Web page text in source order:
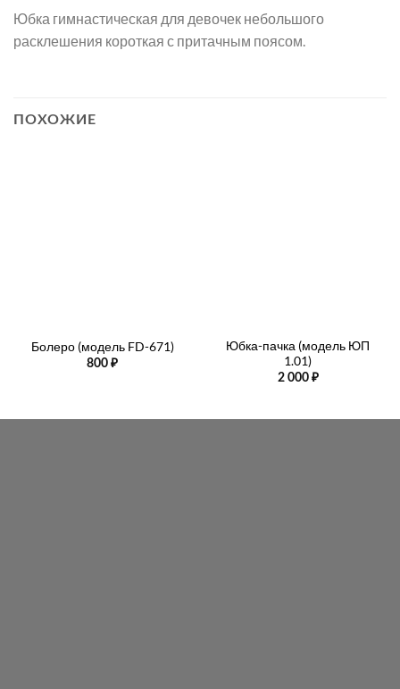
Юбка гимнастическая для девочек небольшого
расклешения короткая с притачным поясом.
ПОХОЖИЕ
Болеро (модель FD-671)
800 ₽
Юбка-пачка (модель ЮП
1.01)
2 000 ₽